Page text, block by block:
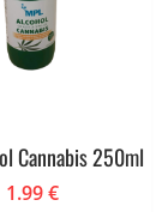
Cannabis 250ml
1.99€